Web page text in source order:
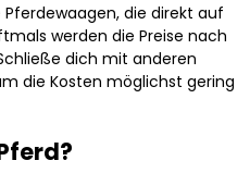
die direkt auf
werden die Preise nach
dich mit anderen
die Kosten möglichst gering